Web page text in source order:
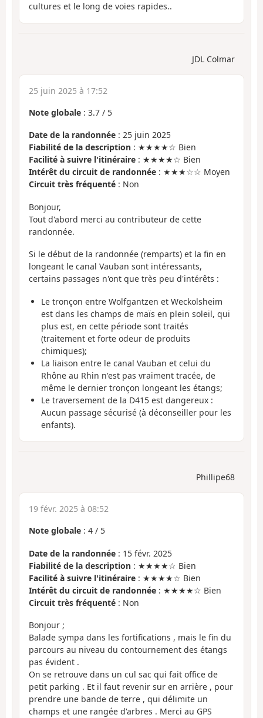
cultures et le long de voies rapides..
JDL Colmar
25 juin 2025 à 17:52
Note globale : 3.7 / 5
Date de la randonnée : 25 juin 2025
Fiabilité de la description : ★★★★☆ Bien
Facilité à suivre l'itinéraire : ★★★★☆ Bien
Intérêt du circuit de randonnée : ★★★☆☆ Moyen
Circuit très fréquenté : Non
Bonjour,
Tout d'abord merci au contributeur de cette
randonnée.
Si le début de la randonnée (remparts) et la fin en
longeant le canal Vauban sont intéressants,
certains passages n'ont que très peu d'intérêts :
Le tronçon entre Wolfgantzen et Weckolsheim
est dans les champs de maïs en plein soleil, qui
plus est, en cette période sont traités
(traitement et forte odeur de produits
chimiques);
La liaison entre le canal Vauban et celui du
Rhône au Rhin n'est pas vraiment tracée, de
même le dernier tronçon longeant les étangs;
Le traversement de la D415 est dangereux :
Aucun passage sécurisé (à déconseiller pour les
enfants).
Phillipe68
19 févr. 2025 à 08:52
Note globale : 4 / 5
Date de la randonnée : 15 févr. 2025
Fiabilité de la description : ★★★★☆ Bien
Facilité à suivre l'itinéraire : ★★★★☆ Bien
Intérêt du circuit de randonnée : ★★★★☆ Bien
Circuit très fréquenté : Non
Bonjour ;
Balade sympa dans les fortifications , mais le fin du
parcours au niveau du contournement des étangs
pas évident .
On se retrouve dans un cul sac qui fait office de
petit parking . Et il faut revenir sur en arrière , pour
prendre une bande de terre , qui délimite un
champs et une rangée d'arbres . Merci au GPS